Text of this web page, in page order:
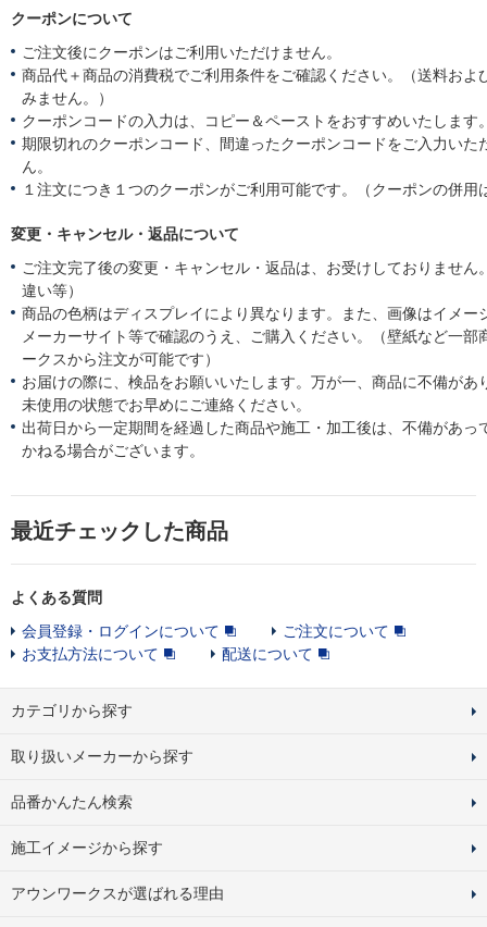
クーポンについて
ご注文後にクーポンはご利用いただけません。
商品代＋商品の消費税でご利用条件をご確認ください。（送料およ
みません。）
クーポンコードの入力は、コピー＆ペーストをおすすめいたします
期限切れのクーポンコード、間違ったクーポンコードをご入力いた
ん。
１注文につき１つのクーポンがご利用可能です。（クーポンの併用
変更・キャンセル・返品について
ご注文完了後の変更・キャンセル・返品は、お受けしておりません
違い等）
商品の色柄はディスプレイにより異なります。また、画像はイメー
メーカーサイト等で確認のうえ、ご購入ください。（壁紙など一部
ークスから注文が可能です）
お届けの際に、検品をお願いいたします。万が一、商品に不備があ
未使用の状態でお早めにご連絡ください。
出荷日から一定期間を経過した商品や施工・加工後は、不備があっ
かねる場合がございます。
最近チェックした商品
よくある質問
会員登録・ログインについて
ご注文について
お支払方法について
配送について
カテゴリから探す
取り扱いメーカーから探す
品番かんたん検索
施工イメージから探す
アウンワークスが選ばれる理由